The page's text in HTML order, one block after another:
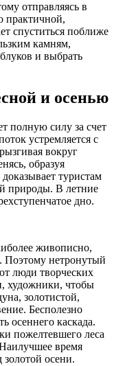
отправляясь в
практичной,
спуститься поближе
камням,
и выбрать
и осенью
полную силу за счет
устремляется с
вокруг
образуя
туристам
природы. В летние
дно.
живописно,
Поэтому нетронутый
люди творческих
художники, чтобы
золотистой,
Бесполезно
осеннего каскада.
пожелтевшего леса
время
золотой осени.